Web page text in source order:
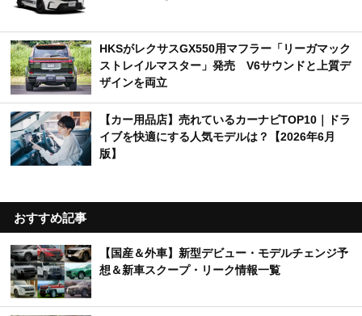
HKSがレクサスGX550用マフラー「リーガマック
ストレイルマスター」発売 V6サウンドと上質デ
ザインを両立
【カー用品店】売れているカーナビTOP10｜ドラ
イブを快適にする人気モデルは？【2026年6月
版】
おすすめ記事
【国産＆外車】新型デビュー・モデルチェンジ予
想＆新車スクープ・リーク情報一覧